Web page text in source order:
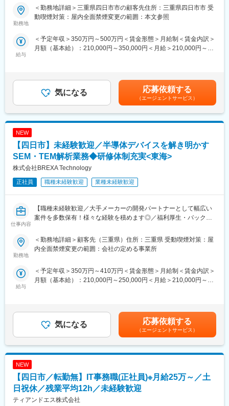
イアンスが守られた環境で働くことが可能／残業時間約10～20h
と労働時間管理も◎／長期開発案件メイン◎／提案力やマネジメ
■概要：
当社は航空宇宙、自動車、電子部品といった各分野の大手メーカ
応じて様々な工程に携わる事ができます。実績を積めば、希望の
開発プロジェクトに参加できる可能性があります。
■プロジェクト例：
○航空宇宙分野…製造工程管理システム、部品管理システム等
○半導体分野…基盤の生産管理システム、他
■言語・環境：
Java、C#、C、ASP、NET、PL/SQL 他
■組織体制：
環境があり常に先輩社員のフォローが受けられます。案件は必ず
チームに配属されますので、先輩から技術や仕事の進め方をしっ
す。経験のない技術・分野についても安心してチャレンジいただ
けるような体制を用意しています。
■働き方：
社員一人に負担がかからないよう、また社員として帰属意識や安
しっかりと守られた環境です。また、長期的なPJTの為、短納期
で仕上げなければならないというよりは、きちんと正確に進めて
いくスタイルです。
■当社について：
を主力事業とするITシステム会社（システムインテグレーター）
です。要件定義から設計、開発、テストまで、システム開発に関
わる全ての工程においてサービスを提供できる体制を保持してい
ます。
勤務地
＜勤務地詳細＞三重県四日市市の顧客先住所：三重県四日市市 受
動喫煙対策：屋内全面禁煙変更の範囲：本文参照
給与
＜予定年収＞350万円～500万円＜賃金形態＞月給制＜賃金内訳＞
月額（基本給）：210,000円～350,000円＜月給＞210,000円～
金額であり、選考を通じて上下する可能性があります。月給(月額)
は固定手当を含めた表記です。
気になる 応募依頼する
（エージェントサービス）
NEW
【四日市】未経験歓迎／半導体デバイスを解き明かす
SEM・TEM解析業務◆研修体制充実<東海>
株式会社BREXA Technology
正社員 職種未経験歓迎 業種未経験歓迎
仕事内容
【職種未経験歓迎／大手メーカーの開発パートナーとして幅広い
案件を多数保有！様々な経験を積めます◎／福利厚生・バックア
●正直にお伝えすると未経験からのスタートは最初から楽な仕事で
場・仕事を経験することで、「どこでも通用するスキル」や「自
分の強み」を身につけることができます。
●最初は経験を積む期間、将来的には希望を考慮した配属へ。
「今は成長を優先したい」「将来の選択肢を増やしたい」そんな
方には、やりがいを感じられる環境です。
※東海エリアでの就業・異動にご理解いただける方を対象とした募
集です。
■業務内容
最先端の半導体技術を支える専門解析を行う企業で、半導体製品
の電子顕微鏡解析と顧客対応をお任せいたします。
勤務地
＜勤務地詳細＞顧客先（三重県）住所：三重県 受動喫煙対策：屋
内全面禁煙変更の範囲：会社の定める事業所
給与
＜予定年収＞350万円～410万円＜賃金形態＞月給制＜賃金内訳＞
月額（基本給）：210,000円～250,000円＜月給＞210,000円～
する可能性があります。月給(月額)は固定手当を含めた表記です。
気になる 応募依頼する
（エージェントサービス）
NEW
【四日市／転勤無】IT事務職(正社員)※月給25万～／土
日祝休／残業平均12h／未経験歓迎
ティアンドエス株式会社